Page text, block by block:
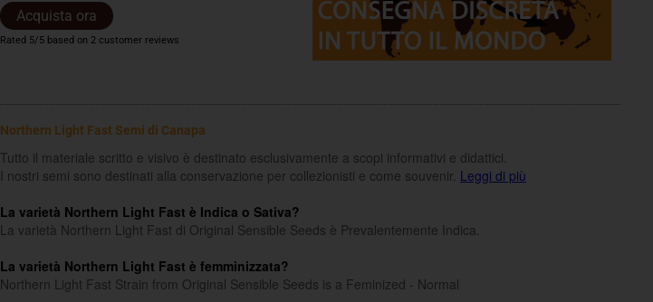
Acquista ora
Rated 5/5 based on 2 customer reviews
Northern Light Fast Semi di Canapa
Tutto il materiale scritto e visivo è destinato esclusivamente a scopi informativi e didattici.
I nostri semi sono destinati alla conservazione per collezionisti e come souvenir. Leggi di più
La varietà Northern Light Fast è Indica o Sativa?
La varietà Northern Light Fast di Original Sensible Seeds è Prevalentemente Indica.
La varietà Northern Light Fast è femminizzata?
Northern Light Fast Strain from Original Sensible Seeds is a Feminized - Normal